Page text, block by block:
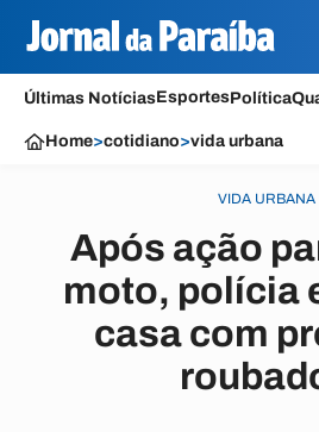
Últimas NotíciasEsportesPolítica
Home>cotidiano>vida urbana
VIDA URBANA
Após ação
moto, polícia
casa com